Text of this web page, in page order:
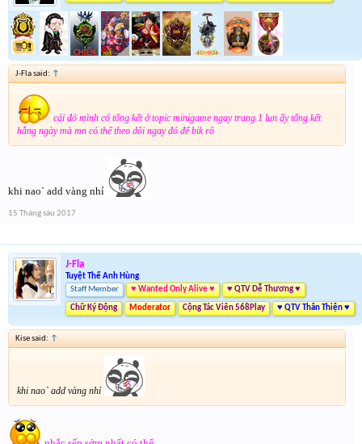
J-Fla said: ↑
cái đó mình có tổng kết ở topic minigame ngay trang 1 lun ấy tổng kết
hằng ngày mà mn có thể theo dõi ngay đó để bik rõ
khi nao` add vàng nhỉ
15 Tháng sáu 2017
J-Fla
Tuyệt Thế Anh Hùng
Staff Member
♥ Wanted Only Alive ♥ ♥ QTV Dễ Thương ♥
Chữ Ký Động Moderator Cộng Tác Viên 568Play ♥ QTV Thân Thiện ♥
Kise said: ↑
khi nao` add vàng nhỉ